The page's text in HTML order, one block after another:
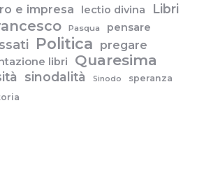
e impresa lectio divina Libri
Pasqua pensare
Politica pregare
libri Quaresima
sinodalità Sinodo speranza